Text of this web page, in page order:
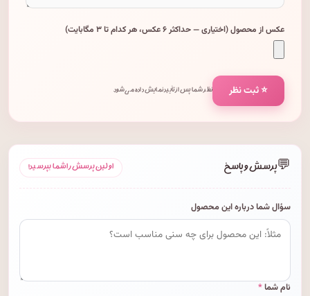
عکس از محصول (اختیاری — حداکثر ۶ عکس، هر کدام تا ۳ مگابایت)
⭐ ثبت نظر نظر شما پس از تأیید نمایش داده می‌شود.
💬پرسش و پاسخ اولین پرسش را شما بپرسید!
سؤال شما درباره این محصول
نام شما*